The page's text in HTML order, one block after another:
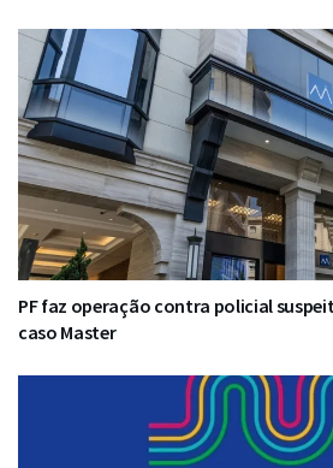
PF faz operação contra policial
caso Master